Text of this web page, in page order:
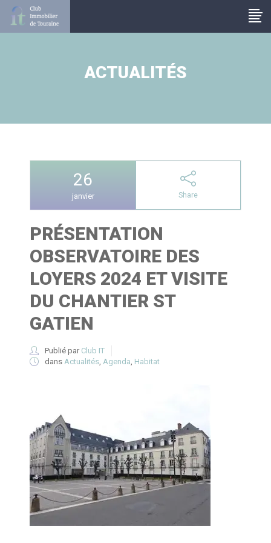
ACTUALITÉS
26
janvier Share
PRÉSENTATION
OBSERVATOIRE DES
LOYERS 2024 ET VISITE
DU CHANTIER ST
GATIEN
Publié par Club IT
dans Actualités, Agenda, Habitat
Panneau de gestion des cookies